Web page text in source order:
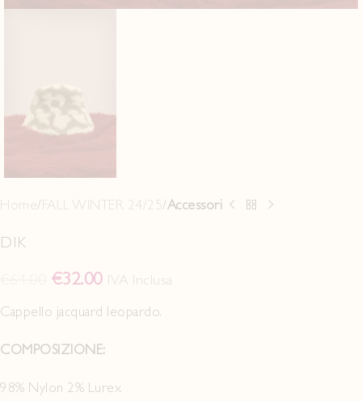
Home FALL WINTER 24/25 Accessori
DIK
€32.00 IVA Inclusa
Cappello jacquard leopardo.
COMPOSIZIONE:
98% Nylon 2% Lurex